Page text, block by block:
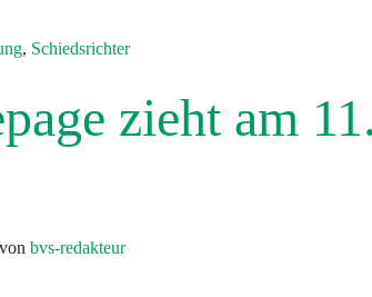
, Schiedsrichter
zieht am
von bvs-redakteur